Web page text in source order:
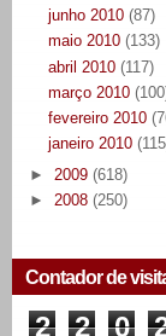
junho 2010 (87)
maio 2010 (133)
abril 2010 (117)
março 2010
fevereiro 2010
janeiro 2010
► 2009 (618)
► 2008 (250)
Contador de
2 2 0